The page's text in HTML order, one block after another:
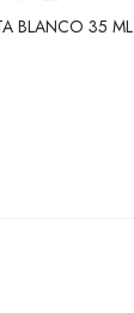
rápida
BLANCO 35 ML